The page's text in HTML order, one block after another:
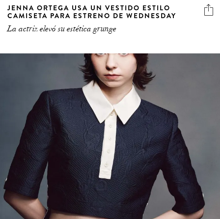
JENNA ORTEGA USA UN VESTIDO ESTILO
CAMISETA PARA ESTRENO DE WEDNESDAY
La actriz elevó su estética grunge